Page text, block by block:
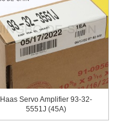
Haas Servo Amplifier 93-32-
5551J (45A)